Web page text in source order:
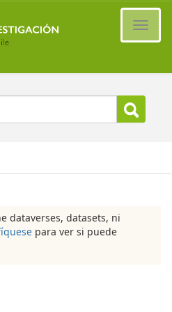
dataverses, datasets, ni
para ver si puede